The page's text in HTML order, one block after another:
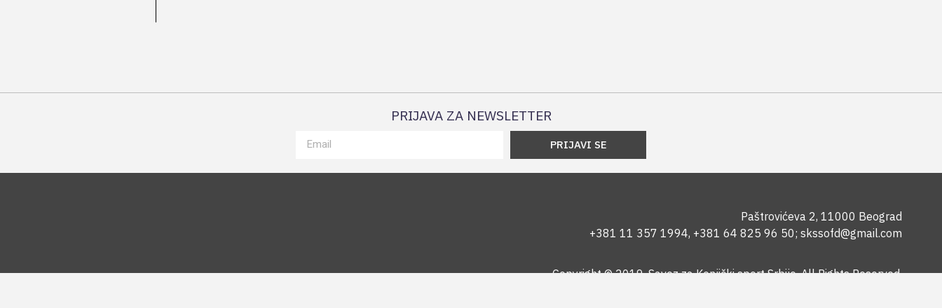
PRIJAVA ZA NEWSLETTER
PRIJAVI SE
Paštrovićeva 2, 11000 Beograd
+381 11 357 1994, +381 64 825 96 50; skssofd@gmail.com
Copyright © 2019. Savez za Konjički sport Srbije. All Rights Reserved.